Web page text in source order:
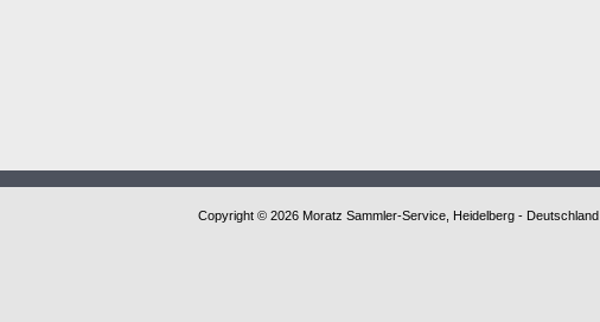
Copyright © 2026 Moratz Sammler-Service, Heidelberg - Deutschland